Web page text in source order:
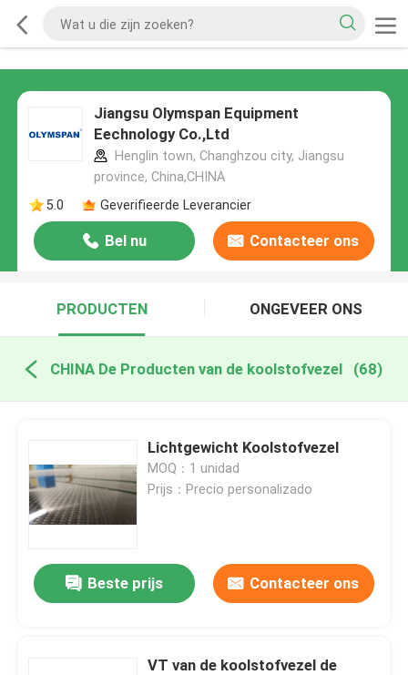
Jiangsu Olymspan Equipment
Eechnology Co.,Ltd
Henglin town, Changhzou city, Jiangsu
province, China,CHINA
5.0
Geverifieerde Leverancier
Bel nu Contacteer ons
PRODUCTEN ONGEVEER ONS
CHINA De Producten van de koolstofvezel (68)
Lichtgewicht Koolstofvezel
MOQ：1 unidad
Prijs：Precio personalizado
Beste prijs Contacteer ons
VT van de koolstofvezel de